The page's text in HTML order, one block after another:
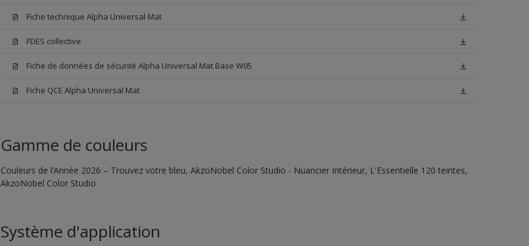
Fiche technique Alpha Universal Mat
FDES collective
Fiche de données de sécurité Alpha Universal Mat Base W05
Fiche QCE Alpha Universal Mat
Gamme de couleurs
Couleurs de l’Année 2026 – Trouvez votre bleu, AkzoNobel Color Studio - Nuancier Intérieur, L'Essentielle 120 teintes,
AkzoNobel Color Studio
Système d'application